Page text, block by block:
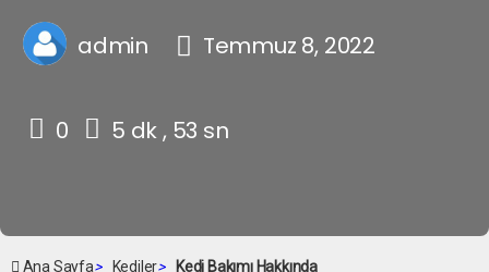
admin Temmuz 8, 2022
0 5 dk , 53 sn
Ana Sayfa> Kediler> Kedi Bakımı Hakkında